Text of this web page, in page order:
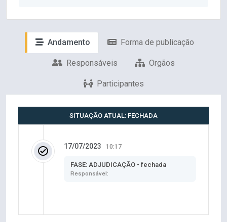
Andamento Forma de publicação
Responsáveis Orgãos
Participantes
SITUAÇÃO ATUAL: FECHADA
17/07/2023 10:17
FASE: ADJUDICAÇÃO - fechada
Responsável: